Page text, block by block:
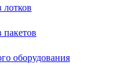
лотков
пакетов
оборудования